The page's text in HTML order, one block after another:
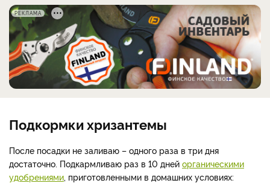
РЕКЛАМА
Подкормки хризантемы
После посадки не заливаю – одного раза в три дня
достаточно. Подкармливаю раз в 10 дней органическими
удобрениями, приготовленными в домашних условиях: